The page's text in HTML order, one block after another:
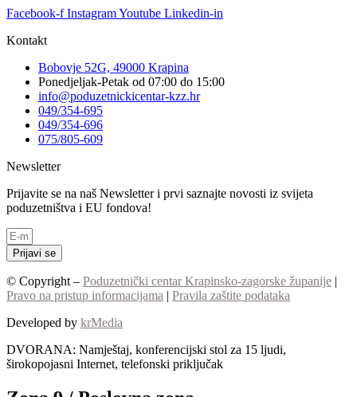
Facebook-f InstagramYoutube Linkedin-in
Kontakt
Bobovje 52G, 49000 Krapina
Ponedjeljak-Petak od 07:00 do 15:00
info@poduzetnickicentar-kzz.hr
049/354-695
049/354-696
075/805-609
Newsletter
Prijavite se na naš Newsletter i prvi saznajte novosti iz svijeta
poduzetništva i EU fondova!
Prijavi se
© Copyright – Poduzetnički centar Krapinsko-zagorske županije |
Pravo na pristup informacijama | Pravila zaštite podataka
Developed by krMedia
DVORANA: Namještaj, konferencijski stol za 15 ljudi,
širokopojasni Internet, telefonski priključak